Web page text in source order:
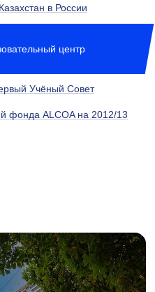
в России
центр
Учёный Совет
фонда ALCOA на 2012/13